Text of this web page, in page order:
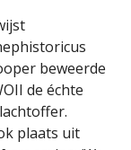
beweerde
de échte
plaats uit